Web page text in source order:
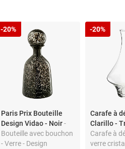
Paris Prix Bouteille
Design Vidao - Noir-
Bouteille avec bouchon
- Verre - Design
-20%
Carafe à
Clarillo -
Carafe à
verre
-20%